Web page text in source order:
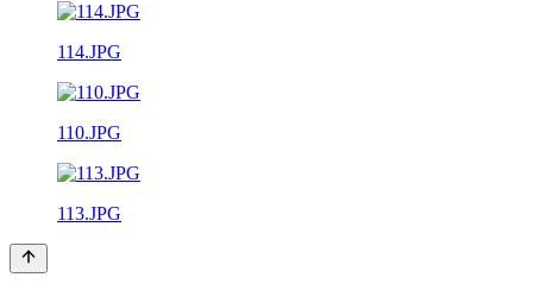
114.JPG
110.JPG
113.JPG